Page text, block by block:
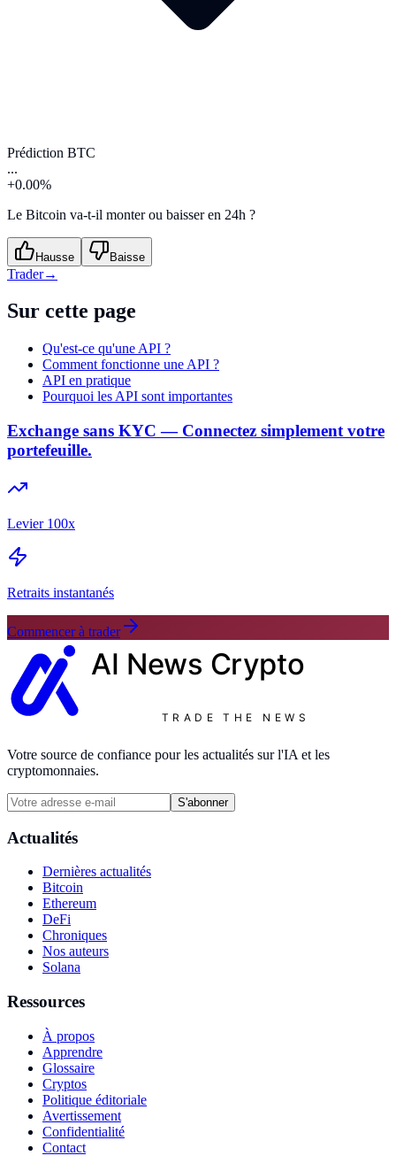
Prédiction BTC
...
+0.00%
Le Bitcoin va-t-il monter ou baisser en 24h ?
Hausse Baisse
Trader→
Sur cette page
Qu'est-ce qu'une API ?
Comment fonctionne une API ?
API en pratique
Pourquoi les API sont importantes
Exchange sans KYC — Connectez simplement votre
portefeuille.
Levier 100x
Retraits instantanés
Commencer à trader
AI News Crypto
TRADE THE NEWS
Votre source de confiance pour les actualités sur l'IA et les
cryptomonnaies.
S'abonner
Actualités
Dernières actualités
Bitcoin
Ethereum
DeFi
Chroniques
Nos auteurs
Solana
Ressources
À propos
Apprendre
Glossaire
Cryptos
Politique éditoriale
Avertissement
Confidentialité
Contact